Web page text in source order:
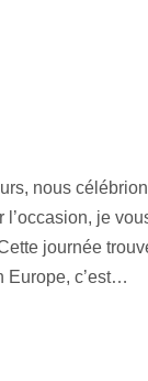
nous
je
journée
Europe, c’est…